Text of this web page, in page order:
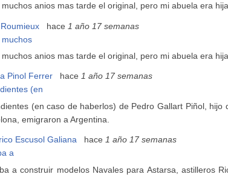
anios mas tarde el original, pero mi abuela era
hace 1 año 17 semanas
anios mas tarde el original, pero mi abuela era
Pinol Ferrer hace 1 año 17 semanas
(en
(en caso de haberlos) de Pedro Gallart Piñol,
emigraron a Argentina.
Escusol Galiana hace 1 año 17 semanas
a
a construir modelos Navales para Astarsa, astilleros